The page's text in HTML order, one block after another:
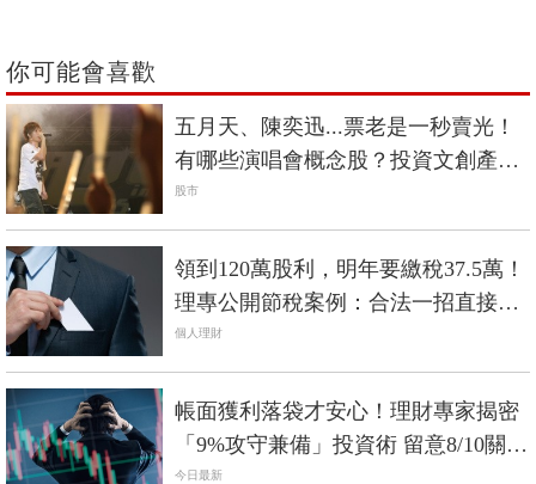
你可能會喜歡
五月天、陳奕迅...票老是一秒賣光！
有哪些演唱會概念股？投資文創產業
的3要3不
股市
領到120萬股利，明年要繳稅37.5萬！
理專公開節稅案例：合法一招直接
「免稅」
個人理財
帳面獲利落袋才安心！理財專家揭密
「9%攻守兼備」投資術 留意8/10關鍵
日
今日最新